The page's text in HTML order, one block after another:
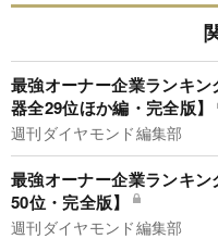
最強オーナー企業ランキ
器全29位ほか編・完全版】
週刊ダイヤモンド編集部
最強オーナー企業ランキ
50位・完全版】
週刊ダイヤモンド編集部